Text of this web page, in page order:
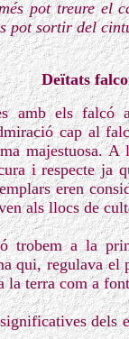
pot treure
pot sortir del
Deïtats
amb els falcó
cap al
majestuosa.
i respecte ja
eren
als llocs de
trobem a la
qui, regulava el
terra com a
dels